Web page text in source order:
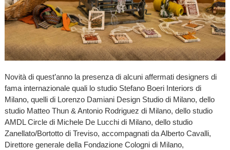
Novità di quest’anno la presenza di alcuni affermati designers di
fama internazionale quali lo studio Stefano Boeri Interiors di
Milano, quelli di Lorenzo Damiani Design Studio di Milano, dello
studio Matteo Thun & Antonio Rodriguez di Milano, dello studio
AMDL Circle di Michele De Lucchi di Milano, dello studio
Zanellato/Bortotto di Treviso, accompagnati da Alberto Cavalli,
Direttore generale della Fondazione Cologni di Milano,